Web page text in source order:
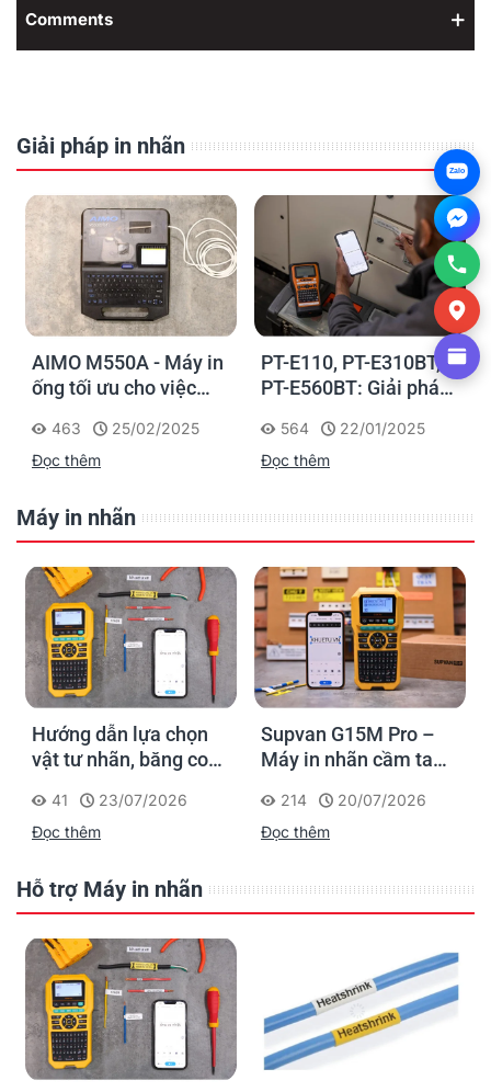
Comments
Giải pháp in nhãn
AIMO M550A - Máy in
ống tối ưu cho việc
nhận diện cáp điện,
cáp mạng
463
25/02/2025
Đọc thêm
PT-E110, PT-E310BT,
PT-E560BT: Giải pháp
nghiệp của Brother
564
22/01/2025
Đọc thêm
Máy in nhãn
Hướng dẫn lựa chọn
vật tư nhãn, băng co
Supvan G15M Pro
41
23/07/2026
Đọc thêm
Supvan G15M Pro –
Máy in nhãn cầm tay
dấu một lần, tra cứu
trọn đời công trình
214
20/07/2026
Đọc thêm
Hỗ trợ Máy in nhãn
Zalo